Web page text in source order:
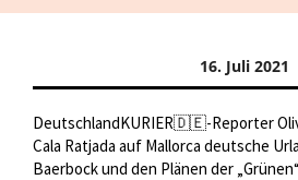
16. Juli 2021
DeutschlandKURIER🇩🇪-Reporter
Cala Ratjada auf Mallorca deutsche
Baerbock und den Plänen der